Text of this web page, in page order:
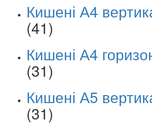
Кишені А4
(41)
Кишені А4
(31)
Кишені А5
(31)